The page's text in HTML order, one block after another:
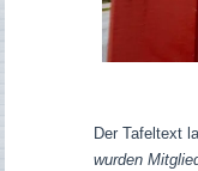
Der Tafeltext
wurden